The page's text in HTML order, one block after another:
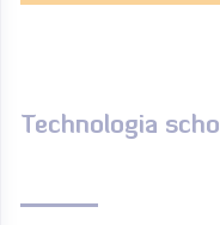
Technologia